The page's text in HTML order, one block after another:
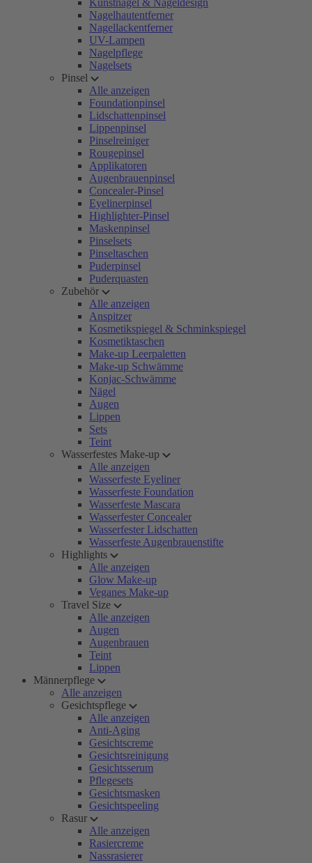
Kunstnägel & Nageldesign
Nagelhautentferner
Nagellackentferner
UV-Lampen
Nagelpflege
Nagelsets
Pinsel
Alle anzeigen
Foundationpinsel
Lidschattenpinsel
Lippenpinsel
Pinselreiniger
Rougepinsel
Applikatoren
Augenbrauenpinsel
Concealer-Pinsel
Eyelinerpinsel
Highlighter-Pinsel
Maskenpinsel
Pinselsets
Pinseltaschen
Puderpinsel
Puderquasten
Zubehör
Alle anzeigen
Anspitzer
Kosmetikspiegel & Schminkspiegel
Kosmetiktaschen
Make-up Leerpaletten
Make-up Schwämme
Konjac-Schwämme
Nägel
Augen
Lippen
Sets
Teint
Wasserfestes Make-up
Alle anzeigen
Wasserfeste Eyeliner
Wasserfeste Foundation
Wasserfeste Mascara
Wasserfester Concealer
Wasserfester Lidschatten
Wasserfeste Augenbrauenstifte
Highlights
Alle anzeigen
Glow Make-up
Veganes Make-up
Travel Size
Alle anzeigen
Augen
Augenbrauen
Teint
Lippen
Männerpflege
Alle anzeigen
Gesichtspflege
Alle anzeigen
Anti-Aging
Gesichtscreme
Gesichtsreinigung
Gesichtsserum
Pflegesets
Gesichtsmasken
Gesichtspeeling
Rasur
Alle anzeigen
Rasiercreme
Nassrasierer